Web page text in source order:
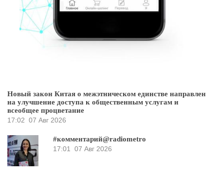
Новый закон Китая о межэтническом единстве направлен
на улучшение доступа к общественным услугам и
всеобщее процветание
17:02 07 Авг 2026
#комментарий@radiometro
17:01
07 Авг 2026